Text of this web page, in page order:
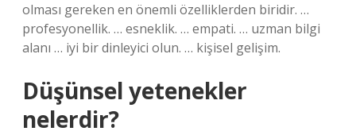
olması gereken en önemli özelliklerden biridir. …
profesyonellik. … esneklik. … empati. … uzman bilgi
alanı … iyi bir dinleyici olun. … kişisel gelişim.
Düşünsel yetenekler
nelerdir?